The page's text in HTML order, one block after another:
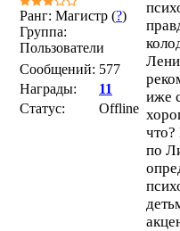
Ранг: Магистр (?)
Группа:
Пользователи
Сообщений: 577
Награды:
11
Статус:
Offline
иже
что?
по